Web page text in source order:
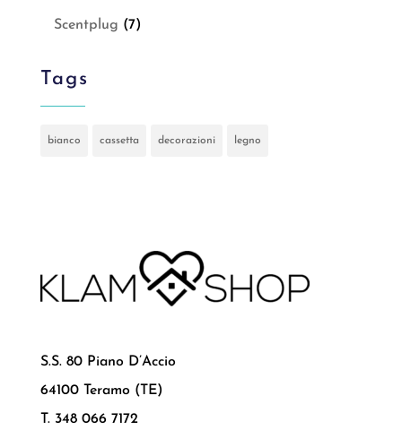
Scentplug (7)
Tags
bianco cassetta decorazioni legno
S.S. 80 Piano D’Accio
64100 Teramo (TE)
T. 348 066 7172